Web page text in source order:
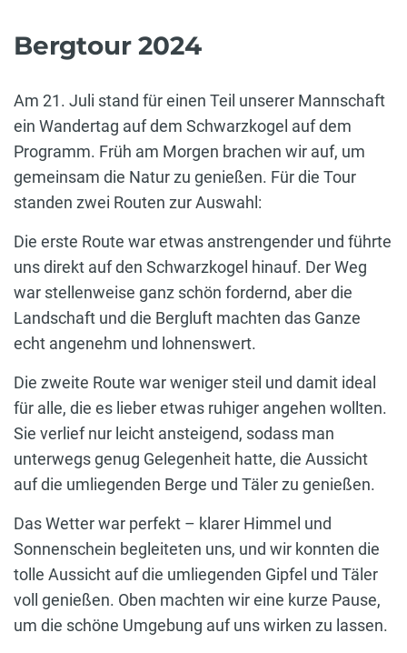
Bergtour 2024
Am 21. Juli stand für einen Teil unserer Mannschaft
ein Wandertag auf dem Schwarzkogel auf dem
Programm. Früh am Morgen brachen wir auf, um
gemeinsam die Natur zu genießen. Für die Tour
standen zwei Routen zur Auswahl:
Die erste Route war etwas anstrengender und führte
uns direkt auf den Schwarzkogel hinauf. Der Weg
war stellenweise ganz schön fordernd, aber die
Landschaft und die Bergluft machten das Ganze
echt angenehm und lohnenswert.
Die zweite Route war weniger steil und damit ideal
für alle, die es lieber etwas ruhiger angehen wollten.
Sie verlief nur leicht ansteigend, sodass man
unterwegs genug Gelegenheit hatte, die Aussicht
auf die umliegenden Berge und Täler zu genießen.
Das Wetter war perfekt – klarer Himmel und
Sonnenschein begleiteten uns, und wir konnten die
tolle Aussicht auf die umliegenden Gipfel und Täler
voll genießen. Oben machten wir eine kurze Pause,
um die schöne Umgebung auf uns wirken zu lassen.